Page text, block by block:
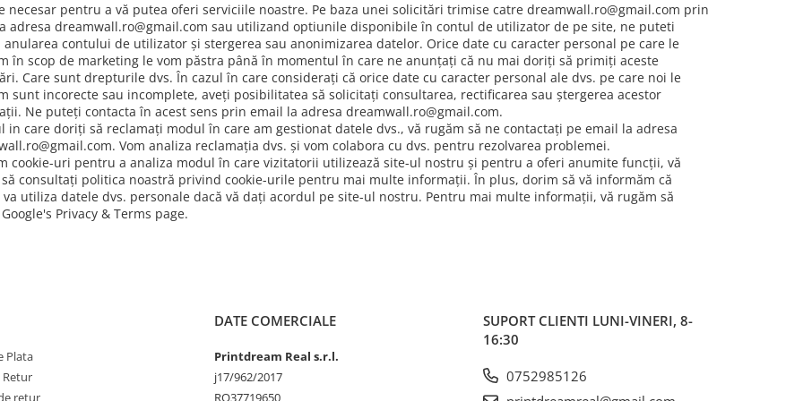
necesar pentru a vă putea oferi serviciile noastre. Pe baza unei solicitări trimise catre dreamwall.ro@gmail.com prin
adresa dreamwall.ro@gmail.com sau utilizand optiunile disponibile în contul de utilizator de pe site, ne puteti
anularea contului de utilizator și stergerea sau anonimizarea datelor. Orice date cu caracter personal pe care le
în scop de marketing le vom păstra până în momentul în care ne anunțați că nu mai doriți să primiți aceste
Care sunt drepturile dvs. În cazul în care considerați că orice date cu caracter personal ale dvs. pe care noi le
sunt incorecte sau incomplete, aveți posibilitatea să solicitați consultarea, rectificarea sau ștergerea acestor
Ne puteți contacta în acest sens prin email la adresa dreamwall.ro@gmail.com.
in care doriți să reclamați modul în care am gestionat datele dvs., vă rugăm să ne contactați pe email la adresa
Vom analiza reclamația dvs. și vom colabora cu dvs. pentru rezolvarea problemei.
cookie-uri pentru a analiza modul în care vizitatorii utilizează site-ul nostru și pentru a oferi anumite funcții, vă
consultați politica noastră privind cookie-urile pentru mai multe informații. În plus, dorim să vă informăm că
va utiliza datele dvs. personale dacă vă dați acordul pe site-ul nostru. Pentru mai multe informații, vă rugăm să
Privacy & Terms page.
Plata
Retur
retur
DATE COMERCIALE
Printdream Real s.r.l.
j17/962/2017
RO37719650
SUPORT CLIENTI LUNI-VINERI, 8-
16:30
0752985126